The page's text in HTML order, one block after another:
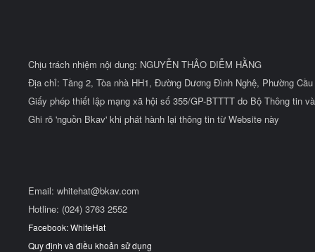
Chịu trách nhiệm nội dung: NGUYỄN THẢO DIỄM HẰNG
Địa chỉ: Tầng 2, Tòa nhà HH1, Đường Dương Đình Nghệ, Phường
Giấy phép thiết lập mạng xã hội số 355/GP-BTTTT do Bộ Thông tin
Ghi rõ 'nguồn Bkav' khi phát hành lại thông tin từ Website này
Email: whitehat@bkav.com
Hotline: (024) 3763 2552
Facebook: WhiteHat
Quy định và điều khoản sử dụng